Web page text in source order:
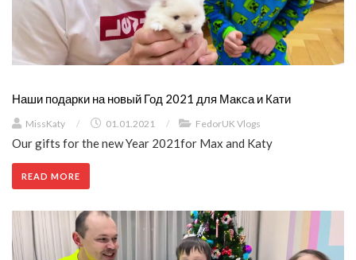
Наши подарки на новый Год 2021 для Макса и Кати
MissKaty / 01.01.2021 / FedorUK Vlogs
Our gifts for the new Year 2021for Max and Katy
READ MORE